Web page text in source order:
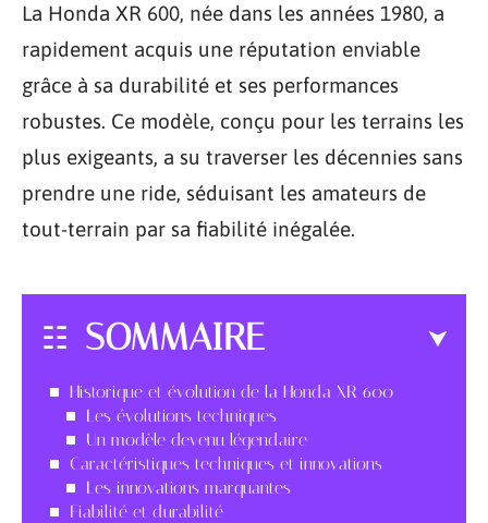
La Honda XR 600, née dans les années 1980, a
rapidement acquis une réputation enviable
grâce à sa durabilité et ses performances
robustes. Ce modèle, conçu pour les terrains les
plus exigeants, a su traverser les décennies sans
prendre une ride, séduisant les amateurs de
tout-terrain par sa fiabilité inégalée.
SOMMAIRE
Historique et évolution de la Honda XR 600
Les évolutions techniques
Un modèle devenu légendaire
Caractéristiques techniques et innovations
Les innovations marquantes
Fiabilité et durabilité